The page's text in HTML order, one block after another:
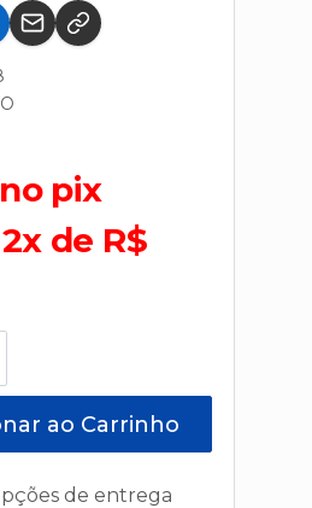
pix
de R$
ao Carrinho
de entrega